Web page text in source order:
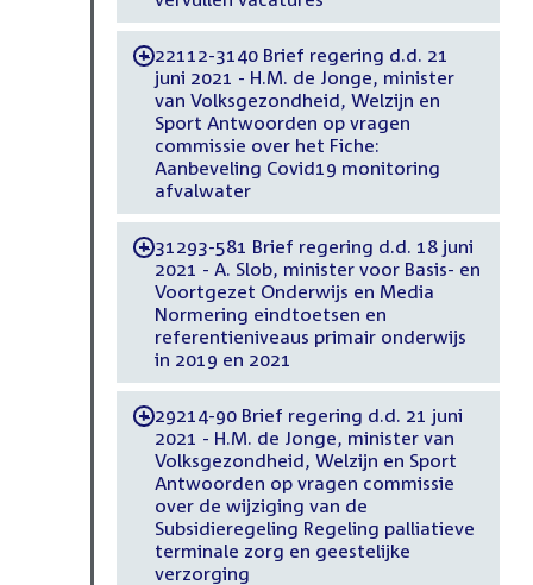
-22112-3140 Brief regering d.d. 21
juni 2021 - H.M. de Jonge, minister
van Volksgezondheid, Welzijn en
Sport Antwoorden op vragen
commissie over het Fiche:
Aanbeveling Covid19 monitoring
afvalwater
-31293-581 Brief regering d.d. 18 juni
2021 - A. Slob, minister voor Basis- en
Voortgezet Onderwijs en Media
Normering eindtoetsen en
referentieniveaus primair onderwijs
in 2019 en 2021
-29214-90 Brief regering d.d. 21 juni
2021 - H.M. de Jonge, minister van
Volksgezondheid, Welzijn en Sport
Antwoorden op vragen commissie
over de wijziging van de
Subsidieregeling Regeling palliatieve
terminale zorg en geestelijke
verzorging